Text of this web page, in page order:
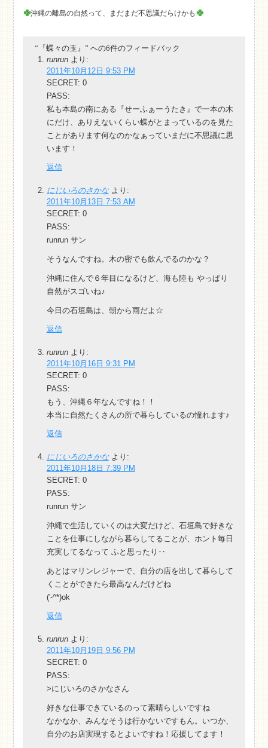
沖縄の離島の自然って、まだまだ不思議だらけかも
“『蝶々の玉』” への6件のフィードバック
runrun より:
2011年10月12日 9:53 PM
SECRET: 0
PASS:
私も本島の南にある『せーふぁーうたき』で一本の木
にだけ、ありえないくらい蝶がとまっているのを見た
ことがあります何なのかなぁっていまだに不思議に思
います！
返信
にじいろのさかな より:
2011年10月13日 7:53 AM
SECRET: 0
PASS:
runrun サン
そうなんですね。木の密でも飲んでるのかな？
沖縄に住んで６年目になるけど、海も陸も やっぱり
自然がスゴいね♪
今日の石垣島は、朝から雨だよ☆
返信
runrun より:
2011年10月16日 9:31 PM
SECRET: 0
PASS:
もう、沖縄６年なんですね！！
本当に自然たくさんの所で暮らしているの憧れます♪
返信
にじいろのさかな より:
2011年10月18日 7:39 PM
SECRET: 0
PASS:
runrun サン
沖縄で生活していくのは大変だけど、石垣島で好きな
ことを仕事にしながら暮らしてることが、ホント毎日
充実してるなって ふと思ったり‥
あとはマリンレジャーで、自分の店を出して暮らして
くことができたら最高なんだけどね
('-^*)ok
返信
runrun より:
2011年10月19日 9:56 PM
SECRET: 0
PASS:
>にじいろのさかなさん
好きな仕事できているのって素晴らしいですね
なかなか、みんなそうは行かないですもん。いつか、
自分のお店実現するとよいですね！応援してます！